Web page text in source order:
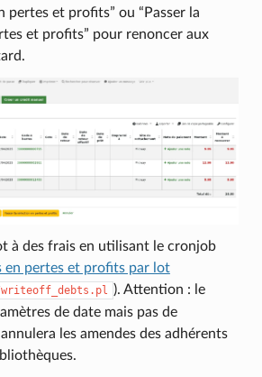
pertes et profits” ou “Passer la
et profits” pour renoncer aux
à des frais en utilisant le cronjob
en pertes et profits par lot
). Attention : le
de date mais pas de
les amendes des adhérents